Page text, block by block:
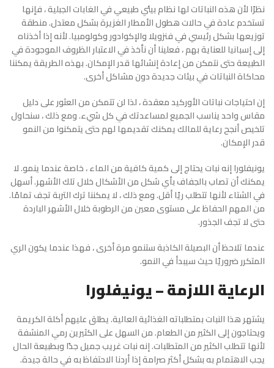
نظرًا لأن هذه النباتات لها نظام بيئي طبيعي في الغابات الجبلية ، فإنها
تستخدم عادة في حالات هطول الأمطار الغزيرة بشكل معتدل. منطقة
توزيعها بشكل رئيسي في فنزويلا والإكوادور وكولومبيا. لأنه إذا أخذناه
إلى إسبانيا للعناية بهم ، فعلينا أن نأخذ في الاعتبار الظروف الموجودة في
الطبيعة حتى نتمكن من إعادة إنشائها قدر الإمكان. بهذه الطريقة يمكننا
محاكاة النباتات في بيئات جديدة دون مشاكل أخرى.
إن احتياجات نباتات الأوركيد معقدة ، لذا لن تتمكن من العثور على دليل
مقاس واحد يناسب الجميع لمساعدتك في كل شيء. ومع ذلك ، سنحاول
تلخيص أنجح رعاية للمالك يمكنك تقديمها لهم حتى يتمكنوا من النمو
قدر الإمكان.
يونيفلورا إنه نبات يحتاج إلى كمية كافية من الماء ، خاصة عندما ينمو. لا
يمكنك أن تصاب بالجفاف بأي شكل من الأشكال خلال تلك الأشهر. أسهل
في الشتاء لأنها تتطلب ريًا أقل. ومع ذلك ، لا يمكننا ترك التربة تجف تمامًا.
من المهم الحفاظ على مستوى معين من الرطوبة خلال الأشهر الباردة
حتى لا تجف الجذور.
عندما تلاحظ أن البصيلة الكاذبة ستنمو مرة أخرى ، فهذا عندما يكون الري
المتكرر ضروريًا حيث سيبدأ في النمو.
الرعاية اللازمة – يونيفلورا
يشتهر هذا النبات بمتطلباته الغذائية العالية. يطلق عليهم أكلة الكريمة
ويحتاجون إلى الكثير من الطعام. من السهل على الكثيرين رمي المنشفة
لأنها تتطلب الكثير من المتطلبات. إنه نبات غريب جميل جدًا وبطبيعة الحال
يجب الاهتمام به بشكل أكثر صرامة إذا أردنا الاحتفاظ به في حالة جيدة.